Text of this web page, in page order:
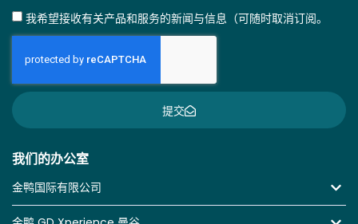
我们的办公室
金鸭国际有限公司
我希望接收有关产品和服务的新闻与信息（可随时取消订阅。
提交